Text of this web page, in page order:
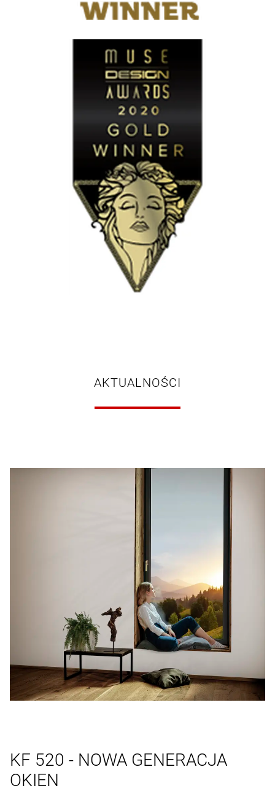
AKTUALNOŚCI
KF 520 - NOWA GENERACJA
OKIEN